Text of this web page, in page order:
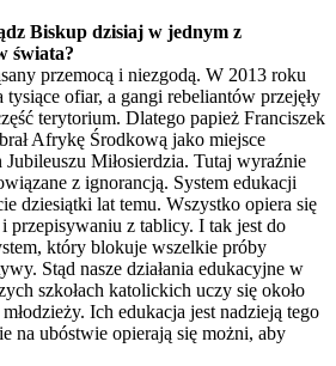
Biskup dzisiaj w jednym z
świata?
przemocą i niezgodą. W 2013 roku
tysiące ofiar, a gangi rebeliantów przejęły
terytorium. Dlatego papież Franciszek
Afrykę Środkową jako miejsce
Miłosierdzia. Tutaj wyraźnie
z ignorancją. System edukacji
dziesiątki lat temu. Wszystko opiera się
przepisywaniu z tablicy. I tak jest do
który blokuje wszelkie próby
Stąd nasze działania edukacyjne w
szkołach katolickich uczy się około
Ich edukacja jest nadzieją tego
na ubóstwie opierają się możni, aby